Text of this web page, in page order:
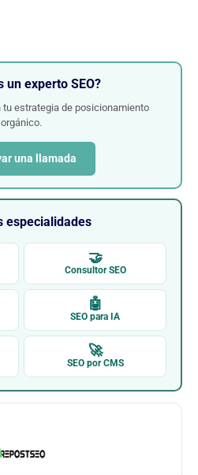
un experto SEO?
estrategia de posicionamiento
orgánico.
una llamada
especialidades
🤝
Consultor SEO
🤖
SEO para IA
🚀
SEO por CMS